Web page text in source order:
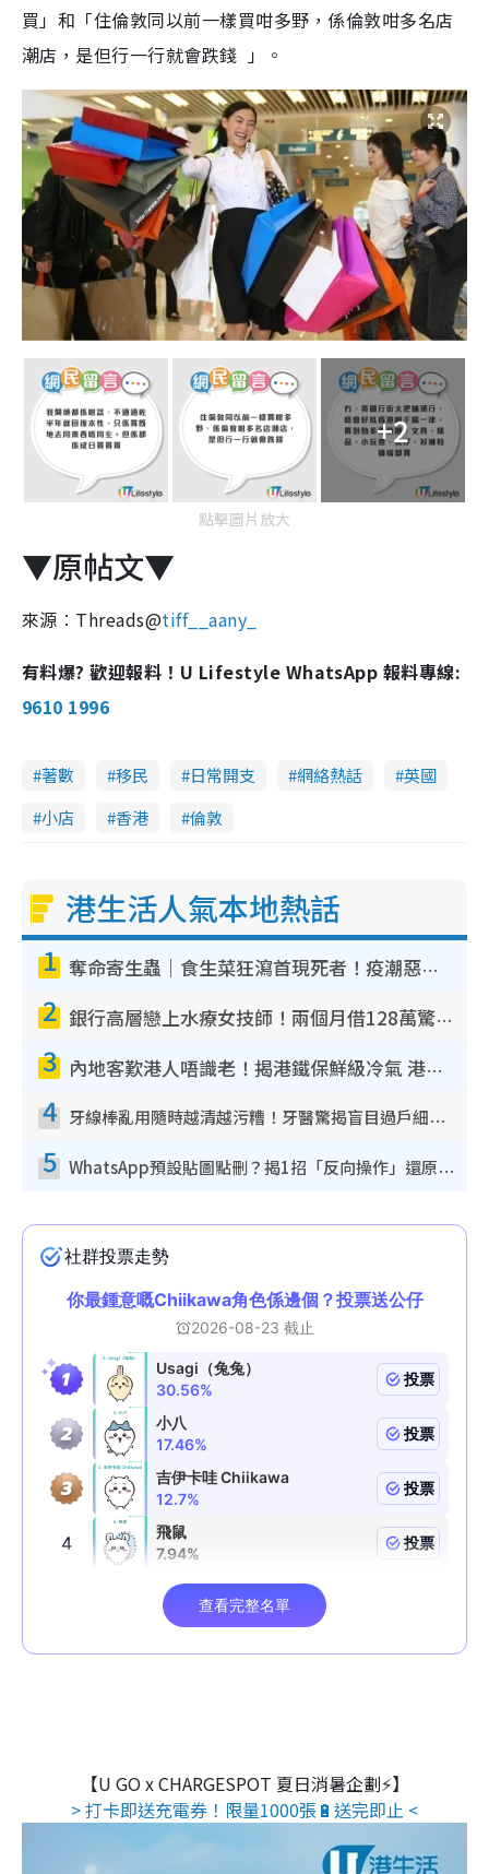
買」和「住倫敦同以前一樣買咁多野，係倫敦咁多名店
潮店， 是但行一行就會跌錢 」。
+2
點擊圖片放大
▼原帖文▼
來源︰Threads@tiff__aany_
有料爆? 歡迎報料！U Lifestyle WhatsApp 報料專線:
9610 1996
著數 移民 日常開支 網絡熱話
英國
小店
香港 倫敦
港生活人氣本地熱話
1 奪命寄生蟲｜食生菜狂瀉首現死者！疫潮惡化錄1.8萬宗病例 揭洗菜3大謬誤
2 銀行高層戀上水療女技師！兩個月借128萬驚覺「沉船」沉落火海 揭背後疑似邪教操控賣淫
3 內地客歎港人唔識老！揭港鐵保鮮級冷氣 港人求放過：咪投訴
4 牙線棒亂用隨時越清越污糟！牙醫驚揭盲目過戶細菌恐致蛀牙：呢種先係日常真保養
5 WhatsApp預設貼圖點刪？揭1招「反向操作」還原簡潔介面 附3步實測教學
【U GO x CHARGESPOT 夏日消暑企劃⚡】
> 打卡即送充電券！限量1000張🔋送完即止 <